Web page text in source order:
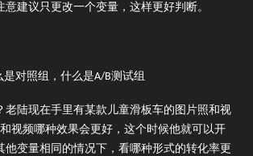
意建议只更改一个变量，这样更好判断。
对照组，什么是A/B测试组
老陆现在手里有某款儿童滑板车的图片照和视
视频哪种效果会更好，这个时候他就可以开
他变量相同的情况下，看哪种形式的转化率更